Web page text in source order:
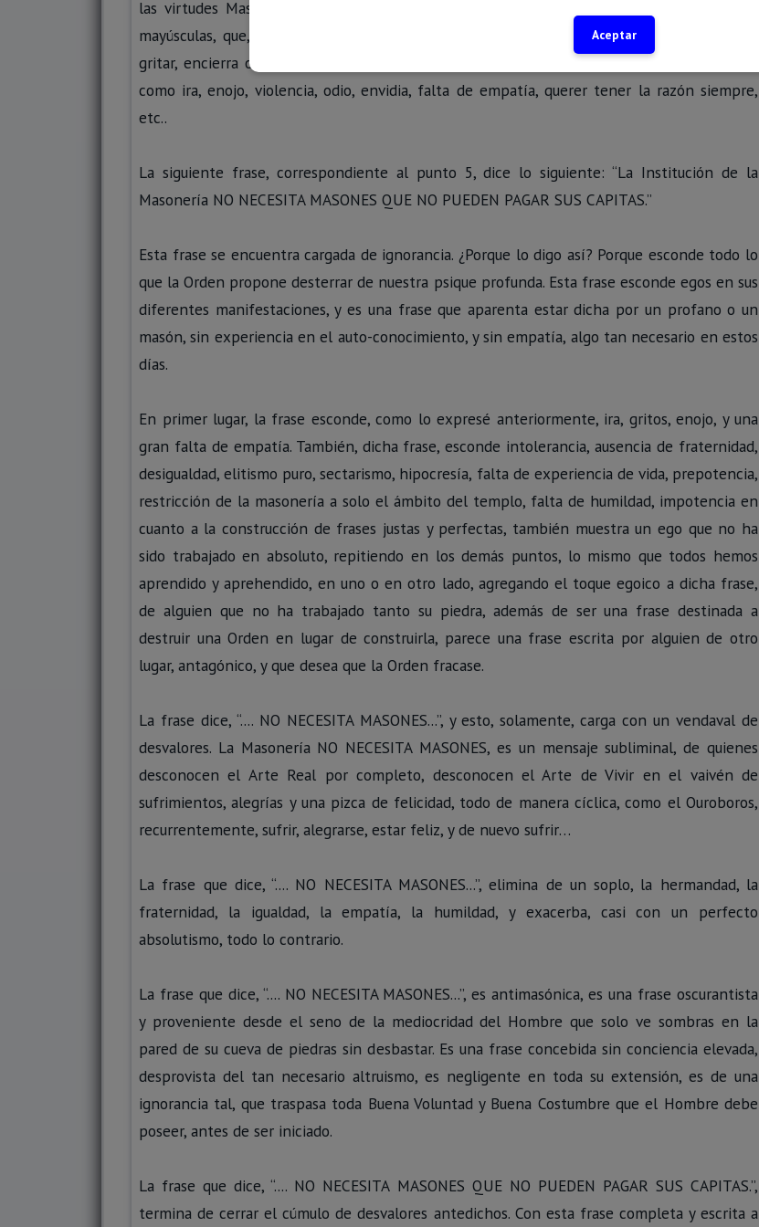
las virtudes Masónicas. Incluso, la escribió GRITANDO, como lo acabo de ejemplificar en
mayúsculas, que, según las Reglas de Netiqueta, el escribir de esa manera, es gritar, y el
gritar, encierra otros muchos desvalores y vicios, que hace a la mala costumbre de gritar,
como ira, enojo, violencia, odio, envidia, falta de empatía, querer tener la razón siempre,
etc..
La siguiente frase, correspondiente al punto 5, dice lo siguiente: “La Institución de la
Masonería NO NECESITA MASONES QUE NO PUEDEN PAGAR SUS CAPITAS.”
Esta frase se encuentra cargada de ignorancia. ¿Porque lo digo así? Porque esconde todo lo
que la Orden propone desterrar de nuestra psique profunda. Esta frase esconde egos en sus
diferentes manifestaciones, y es una frase que aparenta estar dicha por un profano o un
masón, sin experiencia en el auto-conocimiento, y sin empatía, algo tan necesario en estos
días.
En primer lugar, la frase esconde, como lo expresé anteriormente, ira, gritos, enojo, y una
gran falta de empatía. También, dicha frase, esconde intolerancia, ausencia de fraternidad,
desigualdad, elitismo puro, sectarismo, hipocresía, falta de experiencia de vida, prepotencia,
restricción de la masonería a solo el ámbito del templo, falta de humildad, impotencia en
cuanto a la construcción de frases justas y perfectas, también muestra un ego que no ha
sido trabajado en absoluto, repitiendo en los demás puntos, lo mismo que todos hemos
aprendido y aprehendido, en uno o en otro lado, agregando el toque egoico a dicha frase,
de alguien que no ha trabajado tanto su piedra, además de ser una frase destinada a
destruir una Orden en lugar de construirla, parece una frase escrita por alguien de otro
lugar, antagónico, y que desea que la Orden fracase.
La frase dice, “.... NO NECESITA MASONES...”, y esto, solamente, carga con un vendaval de
desvalores. La Masonería NO NECESITA MASONES, es un mensaje subliminal, de quienes
desconocen el Arte Real por completo, desconocen el Arte de Vivir en el vaivén de
sufrimientos, alegrías y una pizca de felicidad, todo de manera cíclica, como el Ouroboros,
recurrentemente, sufrir, alegrarse, estar feliz, y de nuevo sufrir…
La frase que dice, “.... NO NECESITA MASONES...”, elimina de un soplo, la hermandad, la
fraternidad, la igualdad, la empatía, la humildad, y exacerba, casi con un perfecto
absolutismo, todo lo contrario.
La frase que dice, “.... NO NECESITA MASONES...”, es antimasónica, es una frase oscurantista
y proveniente desde el seno de la mediocridad del Hombre que solo ve sombras en la
pared de su cueva de piedras sin desbastar. Es una frase concebida sin conciencia elevada,
desprovista del tan necesario altruismo, es negligente en toda su extensión, es de una
ignorancia tal, que traspasa toda Buena Voluntad y Buena Costumbre que el Hombre debe
poseer, antes de ser iniciado.
La frase que dice, “.... NO NECESITA MASONES QUE NO PUEDEN PAGAR SUS CAPITAS.”,
termina de cerrar el cúmulo de desvalores antedichos. Con esta frase completa y escrita a
Aceptar